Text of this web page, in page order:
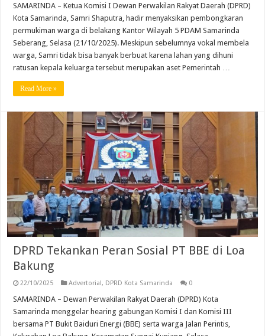
SAMARINDA – Ketua Komisi I Dewan Perwakilan Rakyat Daerah (DPRD)
Kota Samarinda, Samri Shaputra, hadir menyaksikan pembongkaran
permukiman warga di belakang Kantor Wilayah 5 PDAM Samarinda
Seberang, Selasa (21/10/2025). Meskipun sebelumnya vokal membela
warga, Samri tidak bisa banyak berbuat karena lahan yang dihuni
ratusan kepala keluarga tersebut merupakan aset Pemerintah …
Read More »
DPRD Tekankan Peran Sosial PT BBE di Loa
Bakung
22/10/2025 Advertorial, DPRD Kota Samarinda 0
SAMARINDA – Dewan Perwakilan Rakyat Daerah (DPRD) Kota
Samarinda menggelar hearing gabungan Komisi I dan Komisi III
bersama PT Bukit Baiduri Energi (BBE) serta warga Jalan Perintis,